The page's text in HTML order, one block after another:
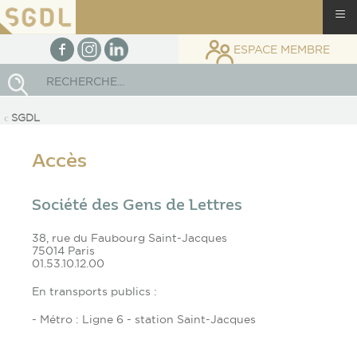
facebookInstagram
linkedin ESPACE MEMBRE
SGDL
Accès
Société des Gens de Lettres
38, rue du Faubourg Saint-Jacques
75014 Paris
01.53.10.12.00
En transports publics :
- Métro : Ligne 6 - station Saint-Jacques
≡